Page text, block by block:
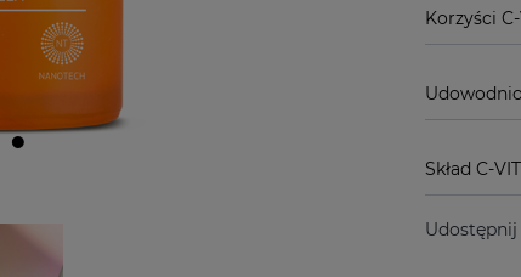
Korzyści
Skład C-
Udostępnij